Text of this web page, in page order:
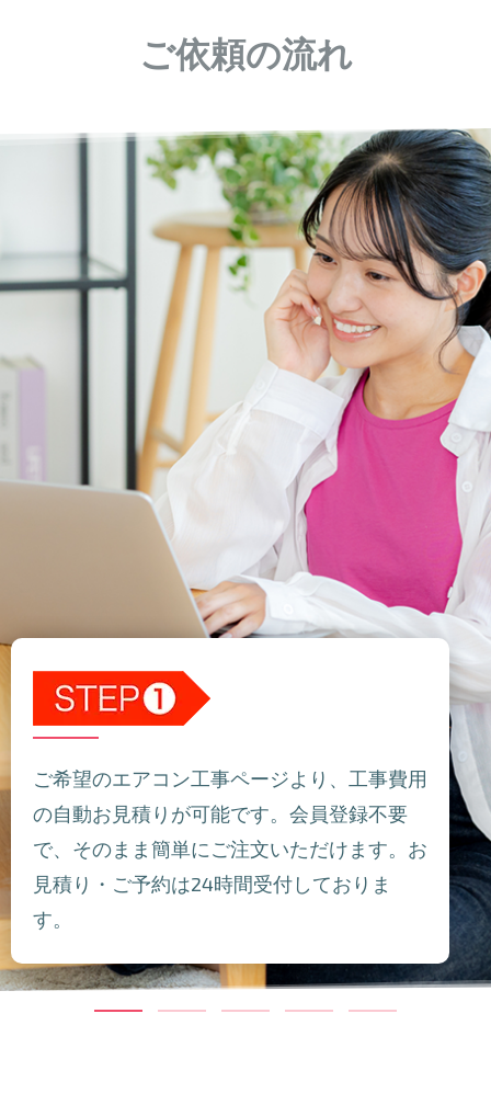
ご依頼の流れ
ご希望のエアコン工事ページより、工事費用
の自動お見積りが可能です。会員登録不要
で、そのまま簡単にご注文いただけます。お
見積り・ご予約は24時間受付しておりま
す。